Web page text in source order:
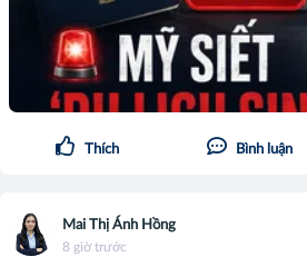
Thích Bình luận
Mai Thị Ánh Hồng
8 giờ trước